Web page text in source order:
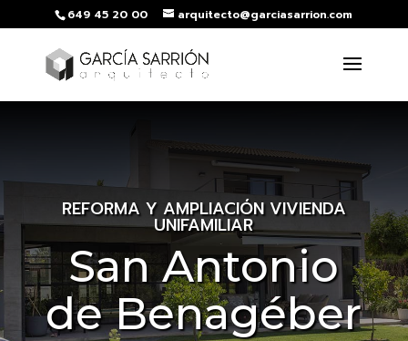
649 45 20 00 arquitecto@garciasarrion.com
REFORMA Y AMPLIACIÓN VIVIENDA
UNIFAMILIAR
San Antonio
de Benagéber